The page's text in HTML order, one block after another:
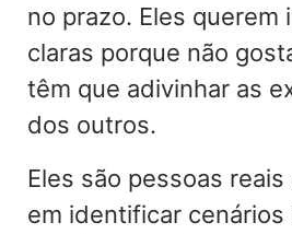
no prazo. Eles querem
claras porque não
têm que adivinhar as
dos outros.
Eles são pessoas
em identificar cenários